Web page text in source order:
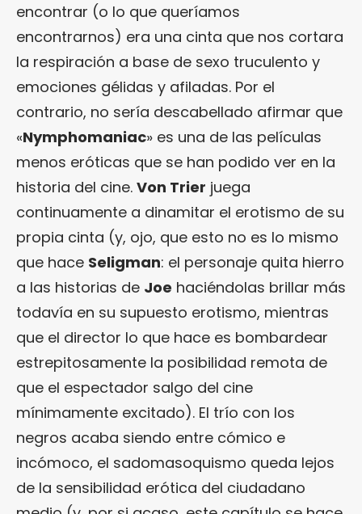
encontrar (o lo que queríamos
encontrarnos) era una cinta que nos cortara
la respiración a base de sexo truculento y
emociones gélidas y afiladas. Por el
contrario, no sería descabellado afirmar que
«Nymphomaniac» es una de las películas
menos eróticas que se han podido ver en la
historia del cine. Von Trier juega
continuamente a dinamitar el erotismo de su
propia cinta (y, ojo, que esto no es lo mismo
que hace Seligman: el personaje quita hierro
a las historias de Joe haciéndolas brillar más
todavía en su supuesto erotismo, mientras
que el director lo que hace es bombardear
estrepitosamente la posibilidad remota de
que el espectador salgo del cine
mínimamente excitado). El trío con los
negros acaba siendo entre cómico e
incómoco, el sadomasoquismo queda lejos
de la sensibilidad erótica del ciudadano